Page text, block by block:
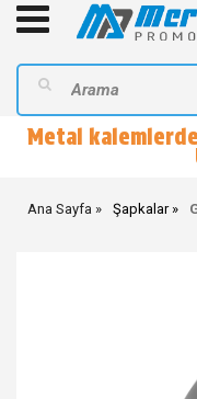
Metal
Ana Sayfa Şapkalar